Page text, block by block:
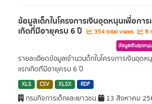
ข้อมูลเด็กในโครงการเงินอุดหนุนเพื่อการ
เกิดที่มีอายุครบ 6 ปี 354 total views 8
ข้อมูลเงินอุดหนุน
รายละเอียดข้อมูลเจำนวนด็กในโครงการเงินอุดห
แรกเกิดที่มีอายุครบ 6 ปี
XLS CSV XLSX RDF
กรมกิจการเด็กและเยาวชน 13 สิงหาคม